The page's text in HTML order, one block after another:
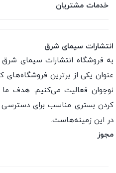
خدمات مشتریان
انتشارات سیمای شرق
به فروشگاه انتشارات سیمای
عنوان یکی از برترین
نوجوان فعالیت می‌کنیم. هدف
کردن بستری مناسب برای
در این زمینه‌هاست.
مجوز